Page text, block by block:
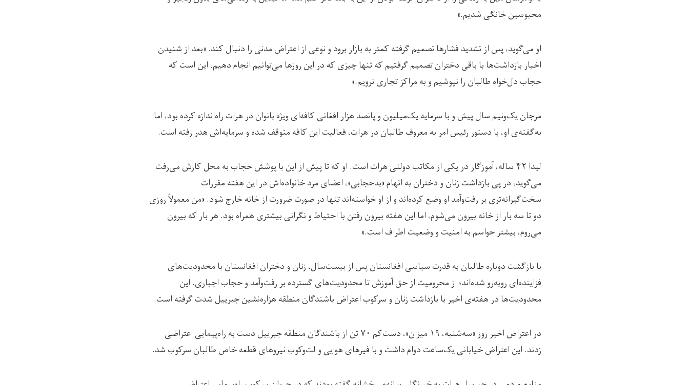
محبوسین خانگی شدیم.»
او می‌گوید، پس از تشدید فشارها تصمیم گرفته کمتر به بازار برود و نوعی از اعتراض مدنی را دنبال کند. «بعد از شنیدن
اخبار بازداشت‌ها با باقی دختران تصمیم گرفتیم که تنها چیزی که در این روزها می‌توانیم انجام دهیم، این است که
حجاب دل‌خواه طالبان را نپوشیم و به مراکز تجاری نرویم.»
مرجان یک‌ونیم سال پیش و با سرمایه یک‌میلیون و پانصد هزار افغانی کافه‌ای ویژه بانوان در هرات راه‌اندازه کرده بود، اما
به‌گفته‌ی او، با دستور رئیس امر به معروف طالبان در هرات، فعالیت این کافه متوقف شده و سرمایه‌اش هدر رفته است.
لیدا ۴۲ ساله، آموزگار در یکی از مکاتب دولتی هرات است. او که تا پیش از این با پوشش حجاب به محل کارش می‌رفت
می‌گوید، در پی بازداشت زنان و دختران به اتهام «بدحجابی»، اعضای مرد خانواده‌اش در این هفته مقررات
سخت‌گیرانه‌تری بر رفت‌وآمد او وضع کرده‌اند و از او خواسته‌اند تنها در صورت ضرورت از خانه خارج شود. «من معمولاً روزی
دو تا سه بار از خانه بیرون می‌شوم، اما این هفته بیرون رفتن با احتیاط و نگرانی بیشتری همراه بود. هر بار که بیرون
می‌روم، بیشتر حواسم به امنیت و وضعیت اطراف است.»
با بازگشت دوباره طالبان به قدرت سیاسی افغانستان پس از بیست‌سال، زنان و دختران افغانستان با محدودیت‌های
فزاینده‌ای روبه‌رو شده‌اند؛ از محرومیت از حق آموزش تا محدودیت‌های گسترده بر رفت‌وآمد و حجاب اجباری. این
محدودیت‌ها در هفته‌ی اخیر با بازداشت زنان و سرکوب اعتراض باشندگان منطقه هزاره‌نشین جبرییل شدت گرفته است.
در اعتراض اخیر روز «سه‌شنبه، ۱۹ میزان»، دست‌کم ۷۰ تن از باشندگان منطقه جبرییل دست به راه‌پیمایی اعتراضی
زدند. این اعتراض خیابانی یک‌ساعت دوام داشت و با فیرهای هوایی و لت‌‌وکوب نیروهای قطعه خاص طالبان سرکوب شد.